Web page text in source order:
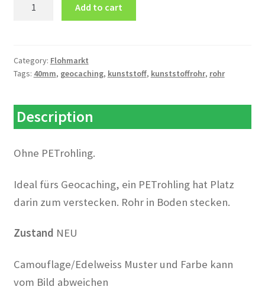
DN
40,
lang
inkl.
quantity
Add to cart
Category: Flohmarkt
Tags: 40mm, geocaching, kunststoff, kunststoffrohr, rohr
Description
Ohne PETrohling.
Ideal fürs Geocaching, ein PETrohling hat Platz
darin zum verstecken. Rohr in Boden stecken.
Zustand NEU
Camouflage/Edelweiss Muster und Farbe kann
vom Bild abweichen